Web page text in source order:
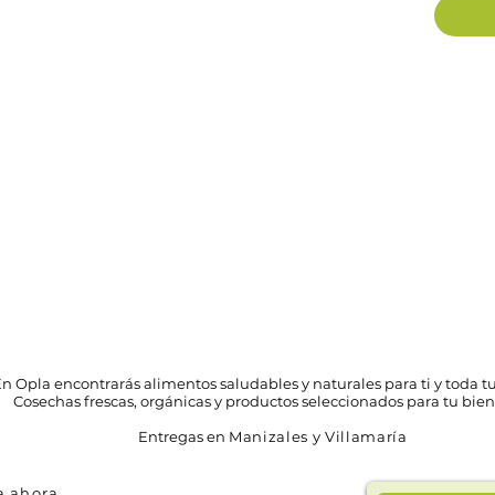
Opla encontrarás alimentos saludables y naturales para ti y toda
Cosechas frescas, orgánicas y productos seleccionados para tu
Entregas en Manizales y Villamaría